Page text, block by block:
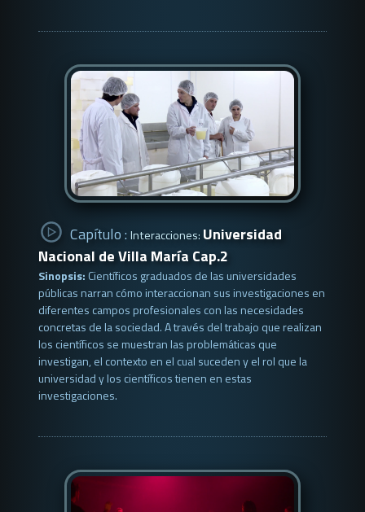
Capítulo : Interacciones: Universidad
Nacional de Villa María Cap.2
Sinopsis: Científicos graduados de las universidades
públicas narran cómo interaccionan sus investigaciones en
diferentes campos profesionales con las necesidades
concretas de la sociedad. A través del trabajo que realizan
los científicos se muestran las problemáticas que
investigan, el contexto en el cual suceden y el rol que la
universidad y los científicos tienen en estas
investigaciones.